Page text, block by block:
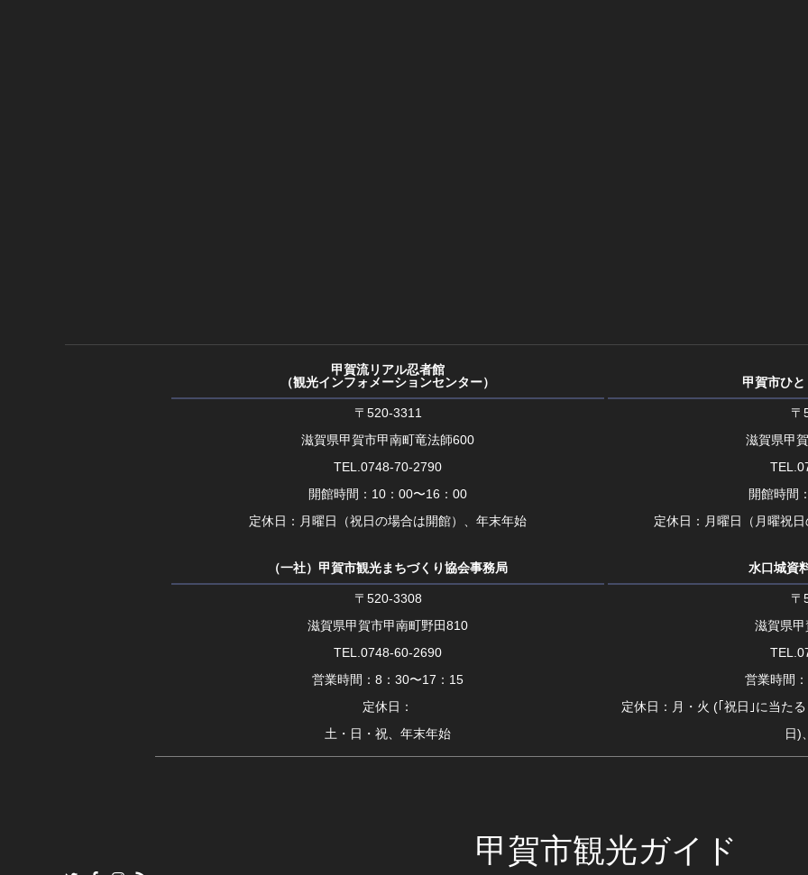
甲賀流リアル忍者館
（観光インフォメーションセンター）
〒520-3311
滋賀県甲賀市甲南町竜法師600
TEL.0748-70-2790
開館時間：10：00〜16：00
定休日：月曜日（祝日の場合は開館）、年末年始
甲賀市ひ
〒
滋賀県甲
開館時間
定休日：月曜日（月曜祝
（一社）甲賀市観光まちづくり協会事務局
〒520-3308
滋賀県甲賀市甲南町野田810
TEL.0748-60-2690
営業時間：8：30〜17：15
定休日：
土・日・祝、年末年始
水口城資
〒
滋賀県
営業時間
定休日：月・火 (｢祝日｣に当た
日)
甲賀市観光ガイド